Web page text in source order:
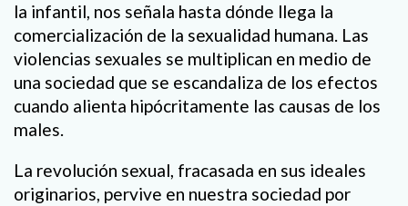
la infantil, nos señala hasta dónde llega la
comercialización de la sexualidad humana. Las
violencias sexuales se multiplican en medio de
una sociedad que se escandaliza de los efectos
cuando alienta hipócritamente las causas de los
males.
La revolución sexual, fracasada en sus ideales
originarios, pervive en nuestra sociedad por